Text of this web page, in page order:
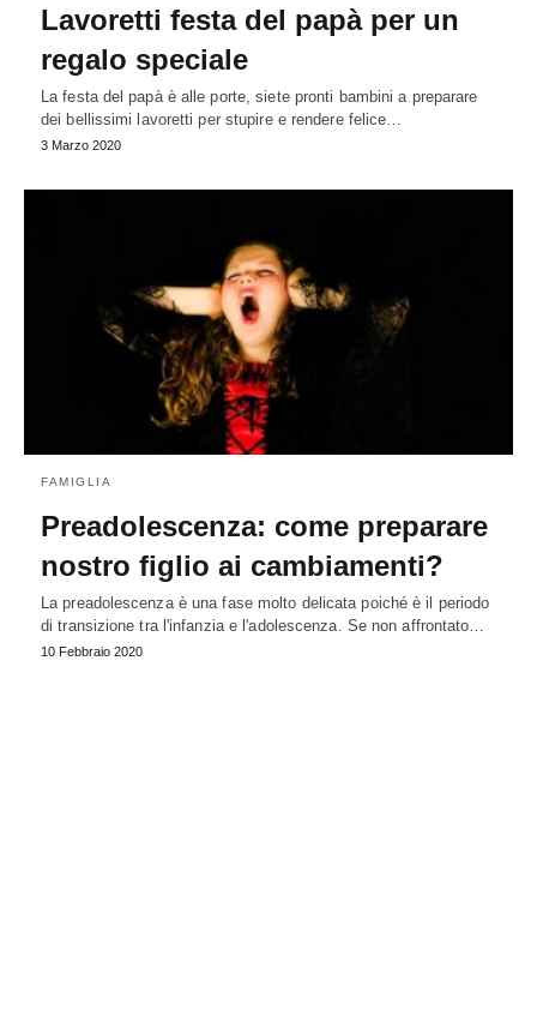
Lavoretti festa del papà per un
regalo speciale
La festa del papà è alle porte, siete pronti bambini a preparare
dei bellissimi lavoretti per stupire e rendere felice…
3 Marzo 2020
FAMIGLIA
Preadolescenza: come preparare
nostro figlio ai cambiamenti?
La preadolescenza è una fase molto delicata poiché è il periodo
di transizione tra l'infanzia e l'adolescenza. Se non affrontato…
10 Febbraio 2020